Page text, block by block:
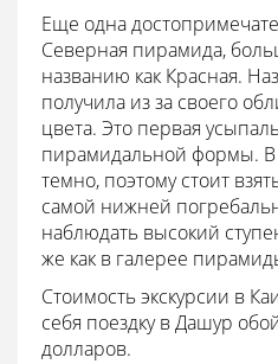
Еще одна
Северная пирамида,
названию как Красная.
получила из за своего
цвета. Это первая
пирамидальной формы.
темно, поэтому стоит
самой нижней
наблюдать высокий
же как в галерее
Стоимость экскурсии в
себя поездку в Дашур
долларов.